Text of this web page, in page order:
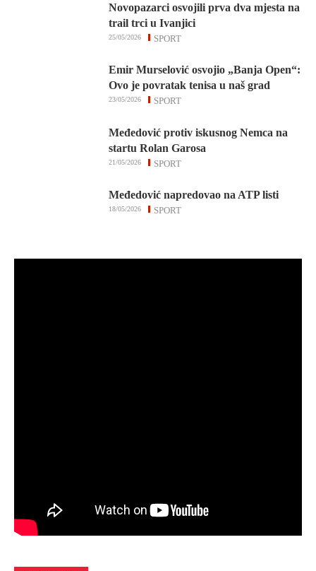
Novopazarci osvojili prva dva mjesta na
trail trci u Ivanjici
SPORT
25/05/2026
Emir Murselović osvojio „Banja Open“:
Ovo je povratak tenisa u naš grad
SPORT
23/05/2026
Međedović protiv iskusnog Nemca na
startu Rolan Garosa
SPORT
21/05/2026
Međedović napredovao na ATP listi
SPORT
18/05/2026